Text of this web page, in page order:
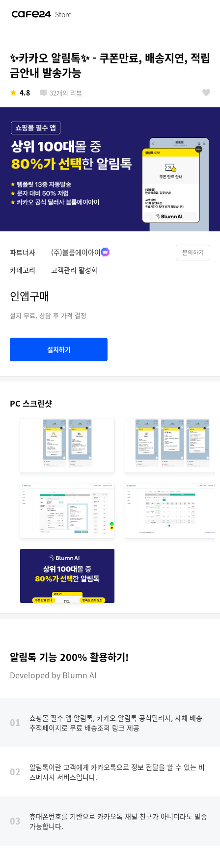
Store
✨카카오 알림톡✨ - 쿠폰만료, 배송지연, 적립
금안내 발송가능
4.8 32개의 리뷰
파트너사 (주)블룸에이아이 문의하기
카테고리 고객관리 활성화
인앱구매
설치 무료, 상담 후 가격 결정
설치하기
PC 스크린샷
알림톡 기능 200% 활용하기!
Developed by Blumn AI
01
쇼핑몰 필수 앱 알림톡, 카카오 알림톡 공식딜러사, 자체 배송
추적페이지로 무료 배송조회 링크 제공
02
알림톡이란 고객에게 카카오톡으로 정보 전달을 할 수 있는 비
즈메시지 서비스입니다.
03
휴대폰번호를 기반으로 카카오톡 채널 친구가 아니더라도 발송
가능합니다.